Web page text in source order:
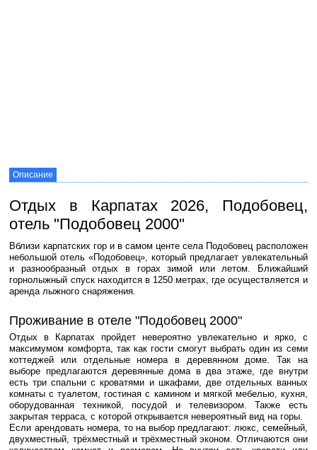
Описание
Отдых в Карпатах 2026, Подобовец,
отель "Подобовец 2000"
Вблизи карпатских гор и в самом центе села Подобовец расположен
небольшой отель «Подобовец», который предлагает увлекательный
и разнообразный отдых в горах зимой или летом. Ближайший
горнолыжный спуск находится в 1250 метрах, где осуществляется и
аренда лыжного снаряжения.
Проживание в отеле "Подобовец 2000"
Отдых в Карпатах пройдет невероятно увлекательно и ярко, с
максимумом комфорта, так как гости смогут выбрать один из семи
коттеджей или отдельные номера в деревянном доме. Так на
выборе предлагаются деревянные дома в два этаже, где внутри
есть три спальни с кроватями и шкафами, две отдельных ванных
комнаты с туалетом, гостиная с камином и мягкой мебелью, кухня,
оборудованная техникой, посудой и телевизором. Также есть
закрытая терраса, с которой открывается невероятный вид на горы.
Если арендовать номера, то на выбор предлагают: люкс, семейный,
двухместный, трёхместный и трёхместный эконом. Отличаются они